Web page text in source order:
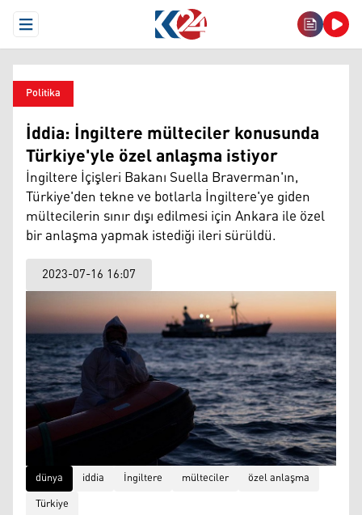
Open Menu
Politika
İddia: İngiltere mülteciler konusunda
Türkiye'yle özel anlaşma istiyor
İngiltere İçişleri Bakanı Suella Braverman'ın,
Türkiye'den tekne ve botlarla İngiltere'ye giden
mültecilerin sınır dışı edilmesi için Ankara ile özel
bir anlaşma yapmak istediği ileri sürüldü.
2023-07-16 16:07
dünya iddia İngiltere mülteciler
özel anlaşma
Türkiye